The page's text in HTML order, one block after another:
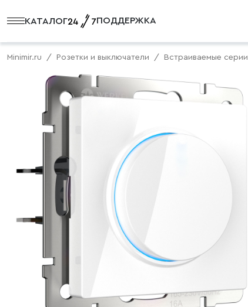
КАТАЛОГ ПОДДЕРЖКА
Minimir.ru Розетки и выключатели Встраиваемые серии